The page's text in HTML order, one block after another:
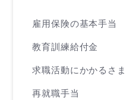
雇用保険の基本手当
教育訓練給付金
求職活動にかかるさ
再就職手当